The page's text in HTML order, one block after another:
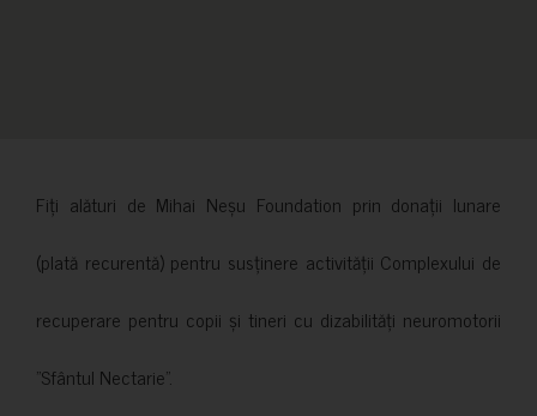
Fiți alături de Mihai Neșu Foundation prin donații lunare
(plată recurentă) pentru susținere activității Complexului de
recuperare pentru copii și tineri cu dizabilități neuromotorii
”Sfântul Nectarie”.